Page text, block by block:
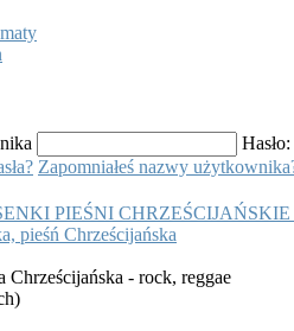
Hasło:
Zapomniałeś nazwy
PIEŚNI
pieśń Chrześcijańska
Chrześcijańska - rock, reggae